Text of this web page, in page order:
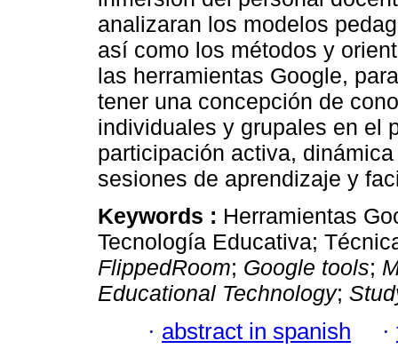
analizaran los modelos
así como los métodos y
las herramientas Google,
tener una concepción de
individuales y grupales en el
participación activa,
sesiones de aprendizaje y
Keywords : Herramientas
Tecnología Educativa;
FlippedRoom; Google tools;
Educational Technology;
· abstract in spanish ·